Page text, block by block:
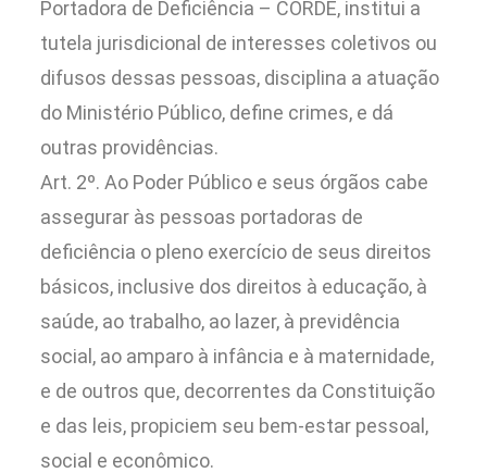
Portadora de Deficiência – CORDE, institui a
tutela jurisdicional de interesses coletivos ou
difusos dessas pessoas, disciplina a atuação
do Ministério Público, define crimes, e dá
outras providências.
Art. 2º. Ao Poder Público e seus órgãos cabe
assegurar às pessoas portadoras de
deficiência o pleno exercício de seus direitos
básicos, inclusive dos direitos à educação, à
saúde, ao trabalho, ao lazer, à previdência
social, ao amparo à infância e à maternidade,
e de outros que, decorrentes da Constituição
e das leis, propiciem seu bem-estar pessoal,
social e econômico.